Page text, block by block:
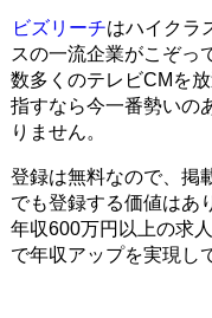
ビズリーチはハイクラ
スの一流企業がこぞっ
数多くのテレビCMを
指すなら今一番勢いの
りません。
登録は無料なので、掲
でも登録する価値はあ
年収600万円以上の求
で年収アップを実現し